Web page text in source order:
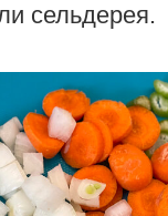
сельдерея.